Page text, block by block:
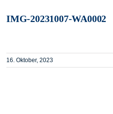
IMG-20231007-WA0002
16. Oktober, 2023